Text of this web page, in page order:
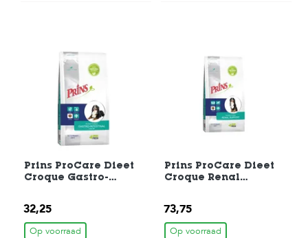
Prins ProCare Dieet
Croque Gastro-
32,25
Op voorraad
Prins ProCare Dieet
Croque Renal
73,75
Op voorraad